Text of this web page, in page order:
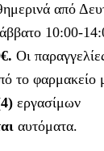
από
10:00-
Οι
το φαρμακείο
εργασίμων
αυτόματα.